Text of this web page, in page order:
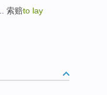
... 索赔to lay